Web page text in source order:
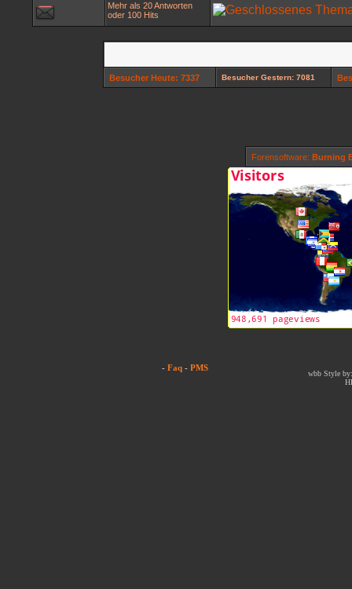
Mehr als 20 Antworten
oder 100 Hits
Besucher Heute: 7337 Besucher Gestern: 7081
Forensoftware: Burning
- Faq - PMS
wbb Style